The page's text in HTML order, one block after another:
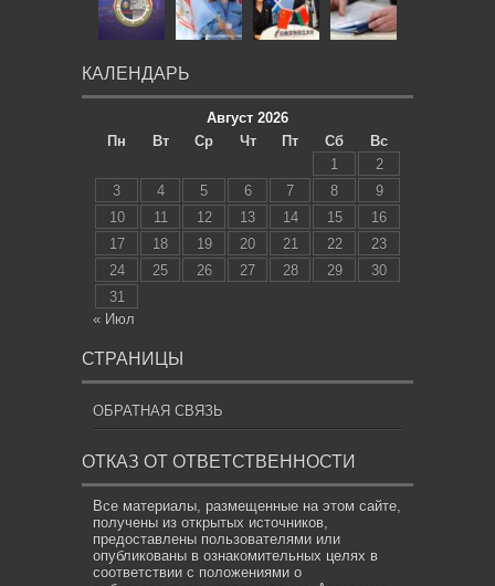
КАЛЕНДАРЬ
Август 2026
Пн
Вт Ср Чт Пт Сб
Вс
1
2
3
4 5 6 7 8
9
10
11 12 13 14 15
16
17
18 19 20 21 22
23
24
25 26 27 28 29
30
31
« Июл
СТРАНИЦЫ
ОБРАТНАЯ СВЯЗЬ
ОТКАЗ ОТ ОТВЕТСТВЕННОСТИ
Все материалы, размещенные на этом сайте,
получены из открытых источников,
предоставлены пользователями или
опубликованы в ознакомительных целях в
соответствии с положениями о